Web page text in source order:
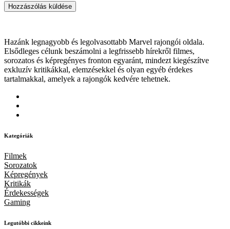
Hazánk legnagyobb és legolvasottabb Marvel rajongói oldala.
Elsődleges célunk beszámolni a legfrissebb hírekről filmes,
sorozatos és képregényes fronton egyaránt, mindezt kiegészítve
exkluzív kritikákkal, elemzésekkel és olyan egyéb érdekes
tartalmakkal, amelyek a rajongók kedvére tehetnek.
Kategóriák
Filmek
Sorozatok
Képregények
Kritikák
Érdekességek
Gaming
Legutóbbi cikkeink